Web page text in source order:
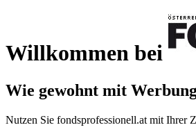
Willkommen bei
Wie gewohnt mit
Nutzen Sie fondsprofessionell.at mit Ihrer